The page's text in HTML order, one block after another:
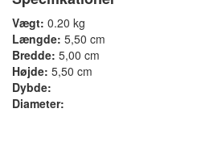
Vægt: 0.20 kg
Længde: 5,50 cm
Bredde: 5,00 cm
Højde: 5,50 cm
Dybde:
Diameter: